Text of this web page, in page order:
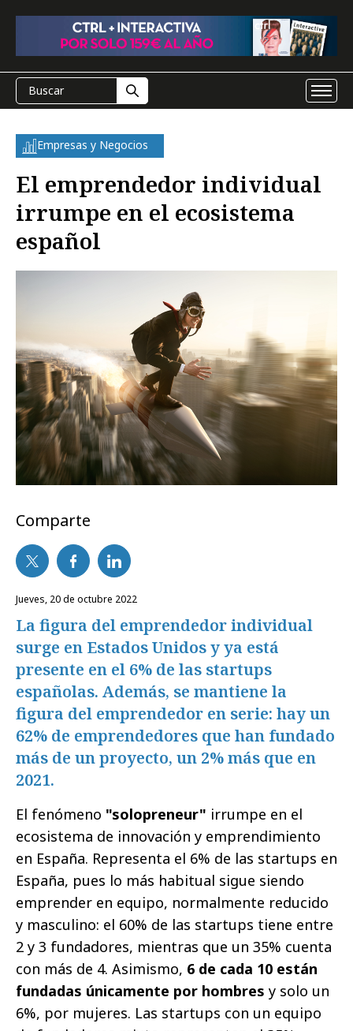
Empresas y Negocios
El emprendedor individual
irrumpe en el ecosistema
español
Comparte
jueves, 20 de octubre 2022
La figura del emprendedor individual
surge en Estados Unidos y ya está
presente en el 6% de las startups
españolas. Además, se mantiene la
figura del emprendedor en serie: hay un
62% de emprendedores que han fundado
más de un proyecto, un 2% más que en
2021.
El fenómeno "solopreneur" irrumpe en el
ecosistema de innovación y emprendimiento
en España. Representa el 6% de las startups en
España, pues lo más habitual sigue siendo
emprender en equipo, normalmente reducido
y masculino: el 60% de las startups tiene entre
2 y 3 fundadores, mientras que un 35% cuenta
con más de 4. Asimismo, 6 de cada 10 están
fundadas únicamente por hombres y solo un
6%, por mujeres. Las startups con un equipo